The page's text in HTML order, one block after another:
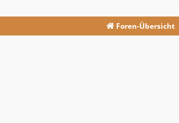
Foren-Übersicht